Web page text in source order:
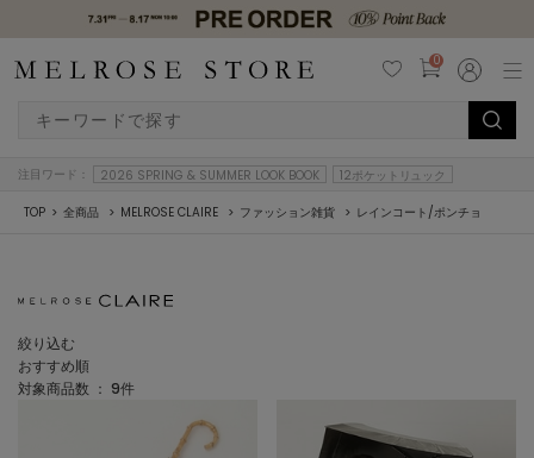
0
注目ワード： 2026 SPRING & SUMMER LOOK BOOK 12ポケットリュック
TOP 全商品 MELROSE CLAIRE ファッション雑貨 レインコート/ポンチョ
絞り込む
おすすめ順
対象商品数 ： 9件